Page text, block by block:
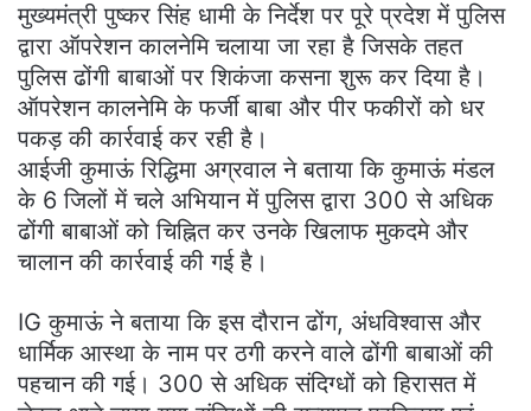
मुख्यमंत्री पुष्कर सिंह धामी के निर्देश पर पूरे प्रदेश में पुलिस
द्वारा ऑपरेशन कालनेमि चलाया जा रहा है जिसके तहत
पुलिस ढोंगी बाबाओं पर शिकंजा कसना शुरू कर दिया है।
ऑपरेशन कालनेमि के फर्जी बाबा और पीर फकीरों को धर
पकड़ की कार्रवाई कर रही है।
आईजी कुमाऊं रिद्धिमा अग्रवाल ने बताया कि कुमाऊं मंडल
के 6 जिलों में चले अभियान में पुलिस द्वारा 300 से अधिक
ढोंगी बाबाओं को चिह्नित कर उनके खिलाफ मुकदमे और
चालान की कार्रवाई की गई है।
IG कुमाऊं ने बताया कि इस दौरान ढोंग, अंधविश्वास और
धार्मिक आस्था के नाम पर ठगी करने वाले ढोंगी बाबाओं की
पहचान की गई। 300 से अधिक संदिग्धों को हिरासत में